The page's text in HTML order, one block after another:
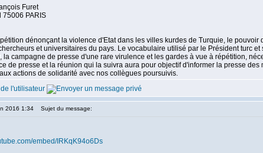
Furet
75006 PARIS
dénonçant la violence d'Etat dans les villes kurdes de Turquie, le
et universitaires du pays. Le vocabulaire utilisé par le Président turc
la campagne de presse d'une rare virulence et les gardes à vue à répétition,
de presse et la réunion qui la suivra aura pour objectif d'informer la presse
actions de solidarité avec nos collègues poursuivis.
2016 1:34 Sujet du message:
embed/IRKqK94o6Ds